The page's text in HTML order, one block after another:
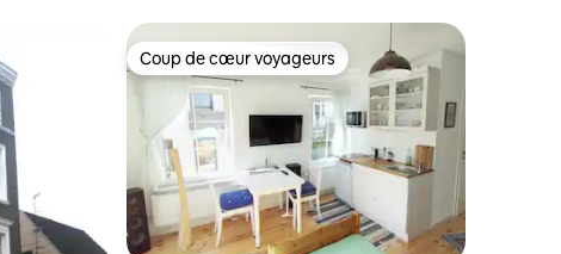
Coup de cœur voyageurs
Coup de cœur voyageurs